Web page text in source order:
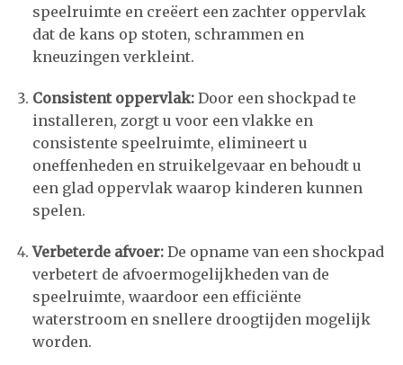
speelruimte en creëert een zachter oppervlak
dat de kans op stoten, schrammen en
kneuzingen verkleint.
Consistent oppervlak:Door een shockpad te
installeren, zorgt u voor een vlakke en
consistente speelruimte, elimineert u
oneffenheden en struikelgevaar en behoudt u
een glad oppervlak waarop kinderen kunnen
spelen.
Verbeterde afvoer:De opname van een shockpad
verbetert de afvoermogelijkheden van de
speelruimte, waardoor een efficiënte
waterstroom en snellere droogtijden mogelijk
worden.